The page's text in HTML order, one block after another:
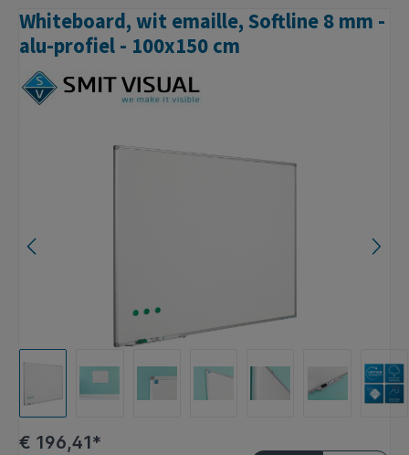
Whiteboard, wit emaille, Softline 8 mm -
alu-profiel - 100x150 cm
Afbeeldingengalerij overslaan
€ 196,41*